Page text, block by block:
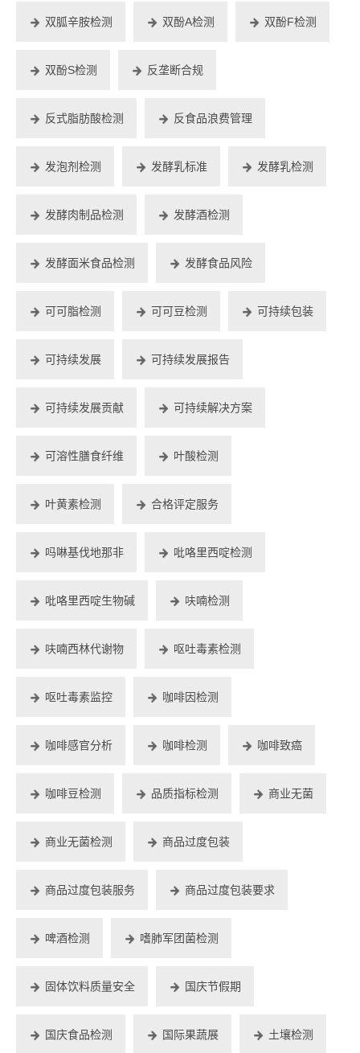
双胍辛胺检测 双酚A检测 双酚F检测
双酚S检测 反垄断合规
反式脂肪酸检测 反食品浪费管理
发泡剂检测 发酵乳标准 发酵乳检测
发酵肉制品检测 发酵酒检测
发酵面米食品检测 发酵食品风险
可可脂检测 可可豆检测 可持续包装
可持续发展 可持续发展报告
可持续发展贡献 可持续解决方案
可溶性膳食纤维 叶酸检测
叶黄素检测 合格评定服务
吗啉基伐地那非 吡咯里西啶检测
吡咯里西啶生物碱 呋喃检测
呋喃西林代谢物 呕吐毒素检测
呕吐毒素监控 咖啡因检测
咖啡感官分析 咖啡检测 咖啡致癌
咖啡豆检测 品质指标检测 商业无菌
商业无菌检测 商品过度包装
商品过度包装服务 商品过度包装要求
啤酒检测 嗜肺军团菌检测
固体饮料质量安全 国庆节假期
国庆食品检测 国际果蔬展 土壤检测